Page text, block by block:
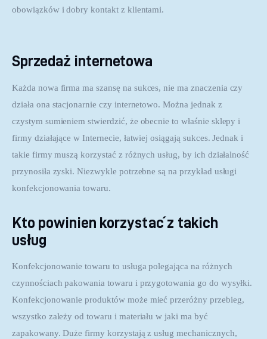
obowiązków i dobry kontakt z klientami.
Sprzedaż internetowa
Każda nowa firma ma szansę na sukces, nie ma znaczenia czy
działa ona stacjonarnie czy internetowo. Można jednak z
czystym sumieniem stwierdzić, że obecnie to właśnie sklepy i
firmy działające w Internecie, łatwiej osiągają sukces. Jednak i
takie firmy muszą korzystać z różnych usług, by ich działalność
przynosiła zyski. Niezwykle potrzebne są na przykład usługi
konfekcjonowania towaru.
Kto powinien korzystać z takich
usług
Konfekcjonowanie towaru to usługa polegająca na różnych
czynnościach pakowania towaru i przygotowania go do wysyłki.
Konfekcjonowanie produktów może mieć przeróżny przebieg,
wszystko zależy od towaru i materiału w jaki ma być
zapakowany. Duże firmy korzystają z usług mechanicznych,